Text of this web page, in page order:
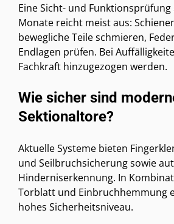
Eine Sicht- und Funktionsprüfung
Monate reicht meist aus:
bewegliche Teile schmieren,
Endlagen prüfen. Bei
Fachkraft hinzugezogen werden.
Wie sicher sind
Sektionaltore?
Aktuelle Systeme bieten
und Seilbruchsicherung sowie
Hinderniserkennung. In
Torblatt und Einbruchhemmung
hohes Sicherheitsniveau.